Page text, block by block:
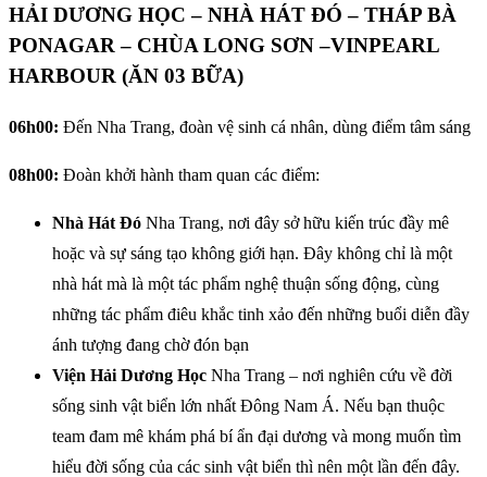
HẢI DƯƠNG HỌC – NHÀ HÁT ĐÓ – THÁP BÀ
PONAGAR – CHÙA LONG SƠN –VINPEARL
HARBOUR (ĂN 03 BỮA)
06h00: Đến Nha Trang, đoàn vệ sinh cá nhân, dùng điểm tâm sáng
08h00: Đoàn khởi hành tham quan các điểm:
Nhà Hát Đó Nha Trang, nơi đây sở hữu kiến trúc đầy mê
hoặc và sự sáng tạo không giới hạn. Đây không chỉ là một
nhà hát mà là một tác phẩm nghệ thuận sống động, cùng
những tác phẩm điêu khắc tinh xảo đến những buổi diễn đầy
ánh tượng đang chờ đón bạn
Viện Hải Dương Học Nha Trang – nơi nghiên cứu về đời
sống sinh vật biển lớn nhất Đông Nam Á. Nếu bạn thuộc
team đam mê khám phá bí ẩn đại dương và mong muốn tìm
hiểu đời sống của các sinh vật biển thì nên một lần đến đây.